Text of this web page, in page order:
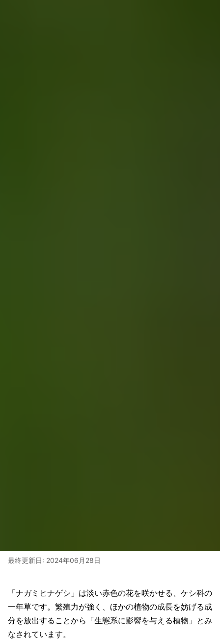
最終更新日: 2024年06月28日
「ナガミヒナゲシ」は淡い赤色の花を咲かせる、ケシ科の
一年草です。繁殖力が強く、ほかの植物の成長を妨げる成
分を放出することから「生態系に影響を与える植物」とみ
なされています。